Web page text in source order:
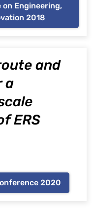
Engineering,
2018
and
a
ERS
2020